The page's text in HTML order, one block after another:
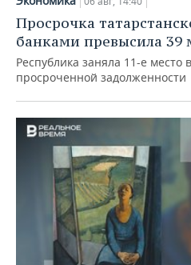
Просрочка
банками превысила 39
Республика заняла 11-е место
просроченной задолженности